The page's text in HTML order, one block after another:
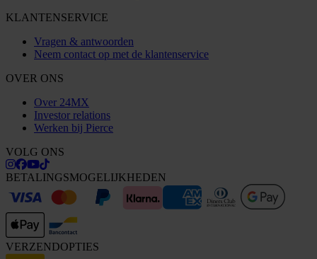
KLANTENSERVICE
Vragen & antwoorden
Neem contact op met de klantenservice
OVER ONS
Over 24MX
Investor relations
Werken bij Pierce
VOLG ONS
BETALINGSMOGELIJKHEDEN
VERZENDOPTIES